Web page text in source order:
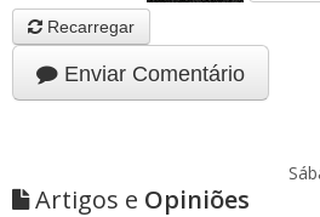
Recarregar
Enviar Comentário
Artigos e Opiniões